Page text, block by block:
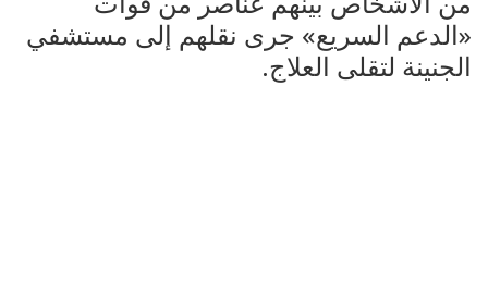
«الدعم السريع» جرى نقلهم إلى مستشفي
الجنينة لتقلى العلاج.